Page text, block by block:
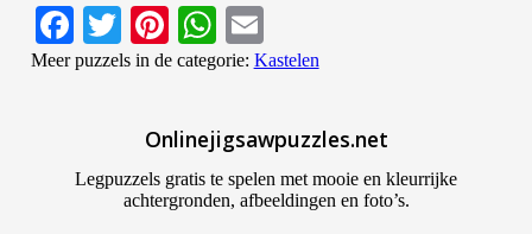
Facebook
TwitterPinterestWhatsApp
Meer puzzels in de categorie: Kastelen
Onlinejigsawpuzzles.net
Legpuzzels gratis te spelen met mooie en kleurrijke
achtergronden, afbeeldingen en foto’s.